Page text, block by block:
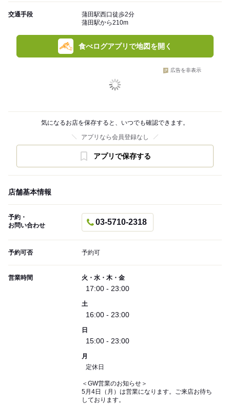
交通手段
蒲田駅西口徒歩2分
蒲田駅から210m
食べログアプリで地図を開く
広告を非表示
気になるお店を保存すると、いつでも確認できます。
アプリなら会員登録なし
アプリで保存する
店舗基本情報
予約・
お問い合わせ
03-5710-2318
予約可否 予約可
営業時間 火・水・木・金
17:00 - 23:00
土
16:00 - 23:00
日
15:00 - 23:00
月
定休日
＜GW営業のお知らせ＞
5月4日（月）は営業になります。ご来店お待ち
しております。